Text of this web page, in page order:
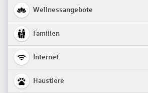
Wellnessangebote
Familien
Internet
Haustiere